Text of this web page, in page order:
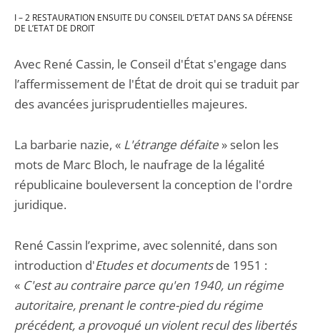
I – 2 RESTAURATION ENSUITE DU CONSEIL D’ETAT DANS SA DÉFENSE
DE L’ETAT DE DROIT
Avec René Cassin, le Conseil d'État s'engage dans
l’affermissement de l'État de droit qui se traduit par
des avancées jurisprudentielles majeures.
La barbarie nazie, « L'étrange défaite » selon les
mots de Marc Bloch, le naufrage de la légalité
républicaine bouleversent la conception de l'ordre
juridique.
René Cassin l’exprime, avec solennité, dans son
introduction d'Etudes et documentsde 1951 :
« C'est au contraire parce qu'en 1940, un régime
autoritaire, prenant le contre-pied du régime
précédent, a provoqué un violent recul des libertés